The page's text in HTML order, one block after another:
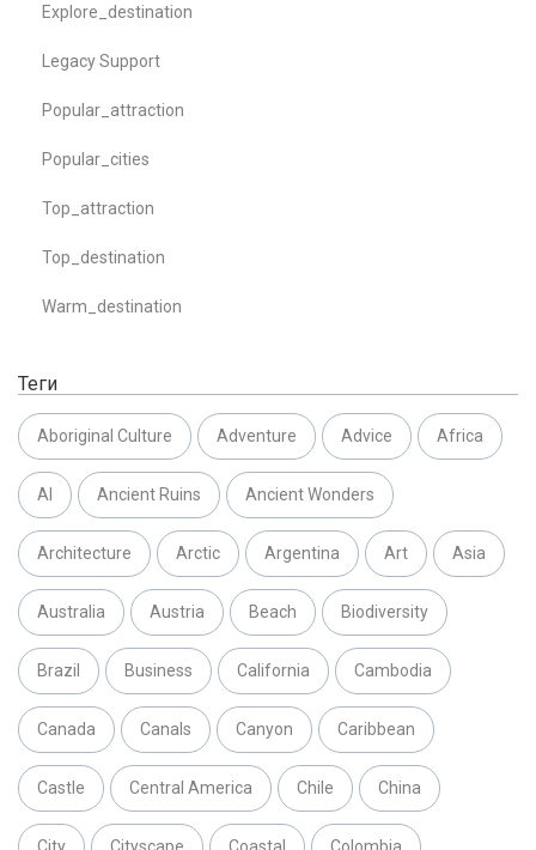
Explore_destination
Legacy Support
Popular_attraction
Popular_cities
Top_attraction
Top_destination
Warm_destination
Теги
Aboriginal Culture Adventure Advice Africa
AI Ancient Ruins Ancient Wonders
Architecture Arctic Argentina Art Asia
Australia Austria Beach Biodiversity
Brazil Business California Cambodia
Canada Canals Canyon Caribbean
Castle Central America Chile China
City Cityscape Coastal Colombia